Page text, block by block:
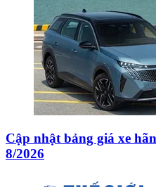
Cập nhật bảng giá xe
8/2026